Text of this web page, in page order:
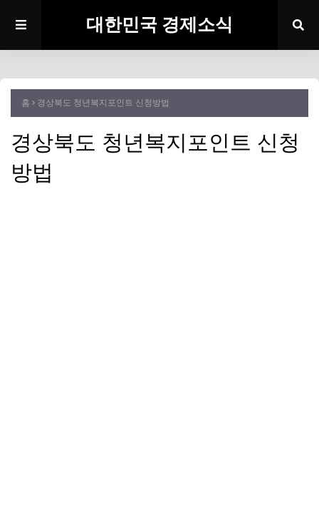
대한민국 경제소식
홈 경상북도 청년복지포인트 신청방법
경상북도 청년복지포인트 신청
방법